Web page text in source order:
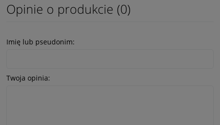
Opinie o produkcie (0)
Imię lub pseudonim:
Twoja opinia: